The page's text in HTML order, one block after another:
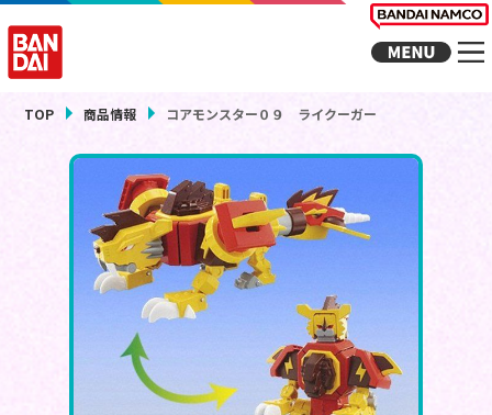
TOP 商品情報 コアモンスター０９ ライクーガー